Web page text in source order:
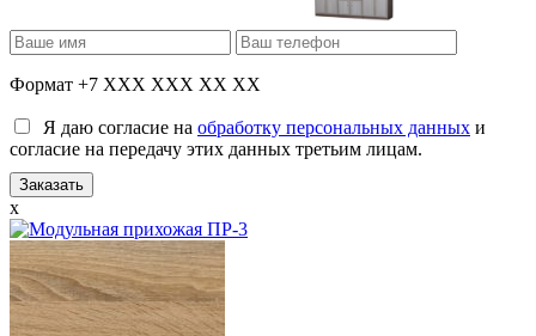
Формат +7 XXX XXX XX XX
Я даю согласие на обработку персональных данных и
согласие на передачу этих данных третьим лицам.
x